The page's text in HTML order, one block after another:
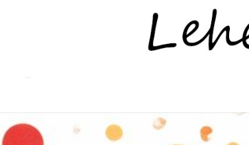
Lehesten
Helau–